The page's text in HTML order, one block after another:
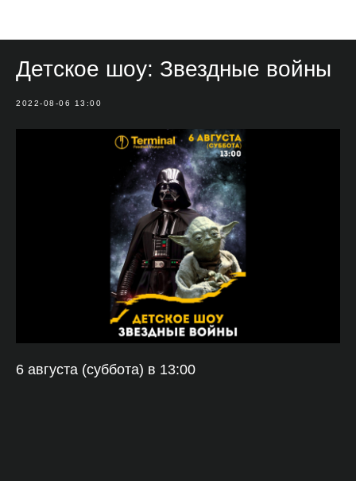
Детское шоу: Звездные войны
2022-08-06 13:00
6 августа (суббота) в 13:00